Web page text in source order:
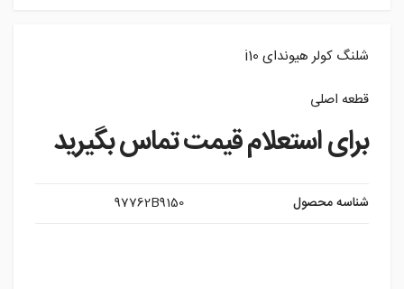
شلنگ کولر هیوندای i10
قطعه اصلی
برای استعلام قیمت تماس بگیرید
شناسه محصول 97762B9150